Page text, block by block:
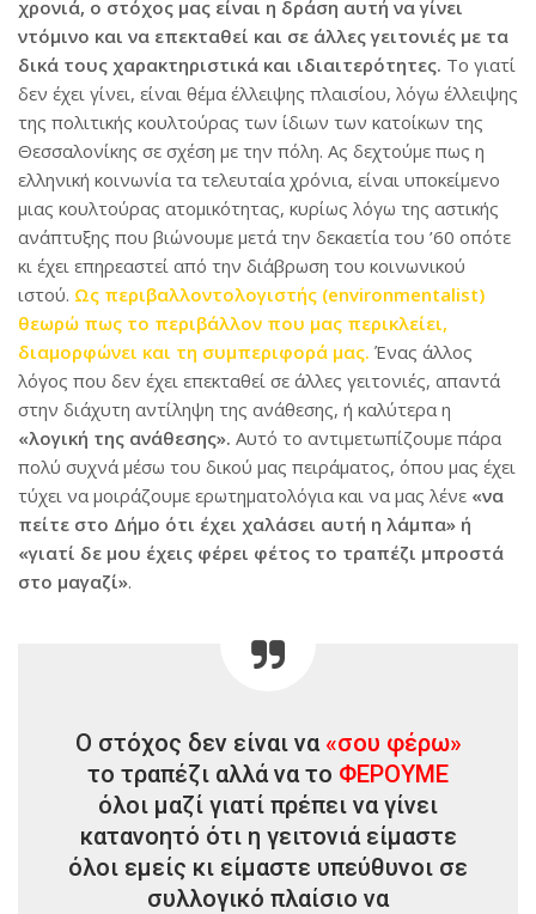
χρονιά, ο στόχος μας είναι η δράση αυτή να γίνει
ντόμινο και να επεκταθεί και σε άλλες γειτονιές με τα
δικά τους χαρακτηριστικά και ιδιαιτερότητες. Το γιατί
δεν έχει γίνει, είναι θέμα έλλειψης πλαισίου, λόγω έλλειψης
της πολιτικής κουλτούρας των ίδιων των κατοίκων της
Θεσσαλονίκης σε σχέση με την πόλη. Ας δεχτούμε πως η
ελληνική κοινωνία τα τελευταία χρόνια, είναι υποκείμενο
μιας κουλτούρας ατομικότητας, κυρίως λόγω της αστικής
ανάπτυξης που βιώνουμε μετά την δεκαετία του ’60 οπότε
κι έχει επηρεαστεί από την διάβρωση του κοινωνικού
ιστού. Ως περιβαλλοντολογιστής (environmentalist)
θεωρώ πως το περιβάλλον που μας περικλείει,
διαμορφώνει και τη συμπεριφορά μας. Ένας άλλος
λόγος που δεν έχει επεκταθεί σε άλλες γειτονιές, απαντά
στην διάχυτη αντίληψη της ανάθεσης, ή καλύτερα η
«λογική της ανάθεσης». Αυτό το αντιμετωπίζουμε πάρα
πολύ συχνά μέσω του δικού μας πειράματος, όπου μας έχει
τύχει να μοιράζουμε ερωτηματολόγια και να μας λένε «να
πείτε στο Δήμο ότι έχει χαλάσει αυτή η λάμπα» ή
«γιατί δε μου έχεις φέρει φέτος το τραπέζι μπροστά
στο μαγαζί».
Ο στόχος δεν είναι να «σου φέρω»
το τραπέζι αλλά να το ΦΕΡΟΥΜΕ
όλοι μαζί γιατί πρέπει να γίνει
κατανοητό ότι η γειτονιά είμαστε
όλοι εμείς κι είμαστε υπεύθυνοι σε
συλλογικό πλαίσιο να